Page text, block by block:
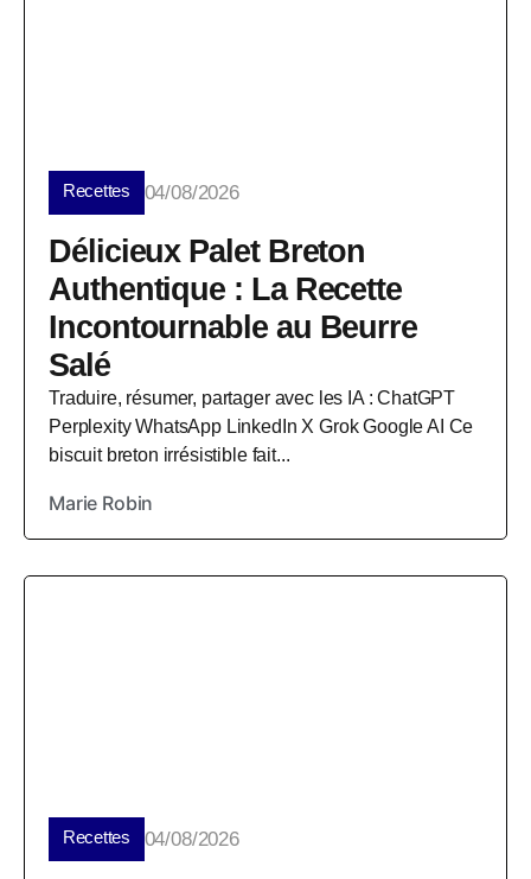
Recettes 04/08/2026
Délicieux Palet Breton
Authentique : La Recette
Incontournable au Beurre
Salé
Traduire, résumer, partager avec les IA : ChatGPT
Perplexity WhatsApp LinkedIn X Grok Google AI Ce
biscuit breton irrésistible fait...
Marie Robin
Recettes 04/08/2026